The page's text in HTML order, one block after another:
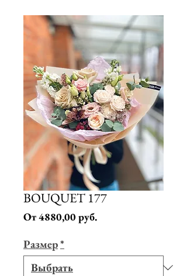
BOUQUET 177
От4880,00 руб.Спеццена
Размер*